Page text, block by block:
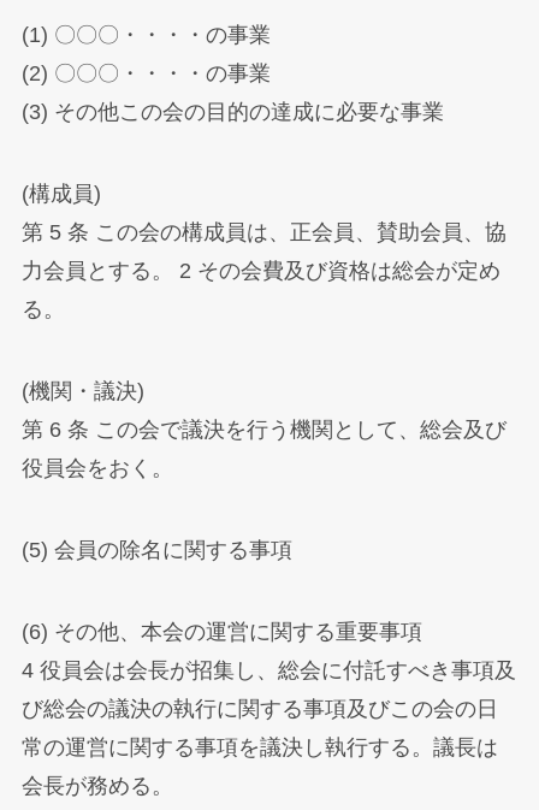
(1) 〇〇〇・・・・の事業
(2) 〇〇〇・・・・の事業
(3) その他この会の目的の達成に必要な事業
(構成員)
第 5 条 この会の構成員は、正会員、賛助会員、協
力会員とする。 2 その会費及び資格は総会が定め
る。
(機関・議決)
第 6 条 この会で議決を行う機関として、総会及び
役員会をおく。
(5) 会員の除名に関する事項
(6) その他、本会の運営に関する重要事項
4 役員会は会長が招集し、総会に付託すべき事項及
び総会の議決の執行に関する事項及びこの会の日
常の運営に関する事項を議決し執行する。議長は
会長が務める。